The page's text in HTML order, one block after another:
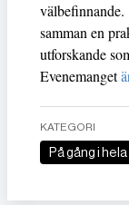
samman en
utforskande
Evenemanget
KATEGORI
På gång i